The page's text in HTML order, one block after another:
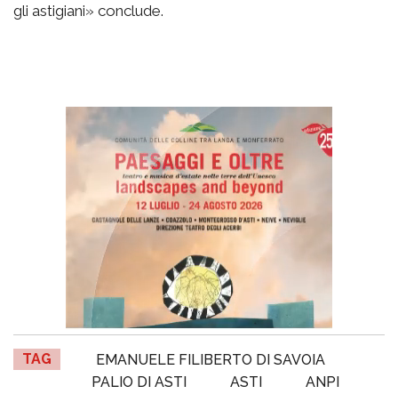
gli astigiani» conclude.
TAG
EMANUELE FILIBERTO DI SAVOIA
PALIO DI ASTI
ASTI ANPI